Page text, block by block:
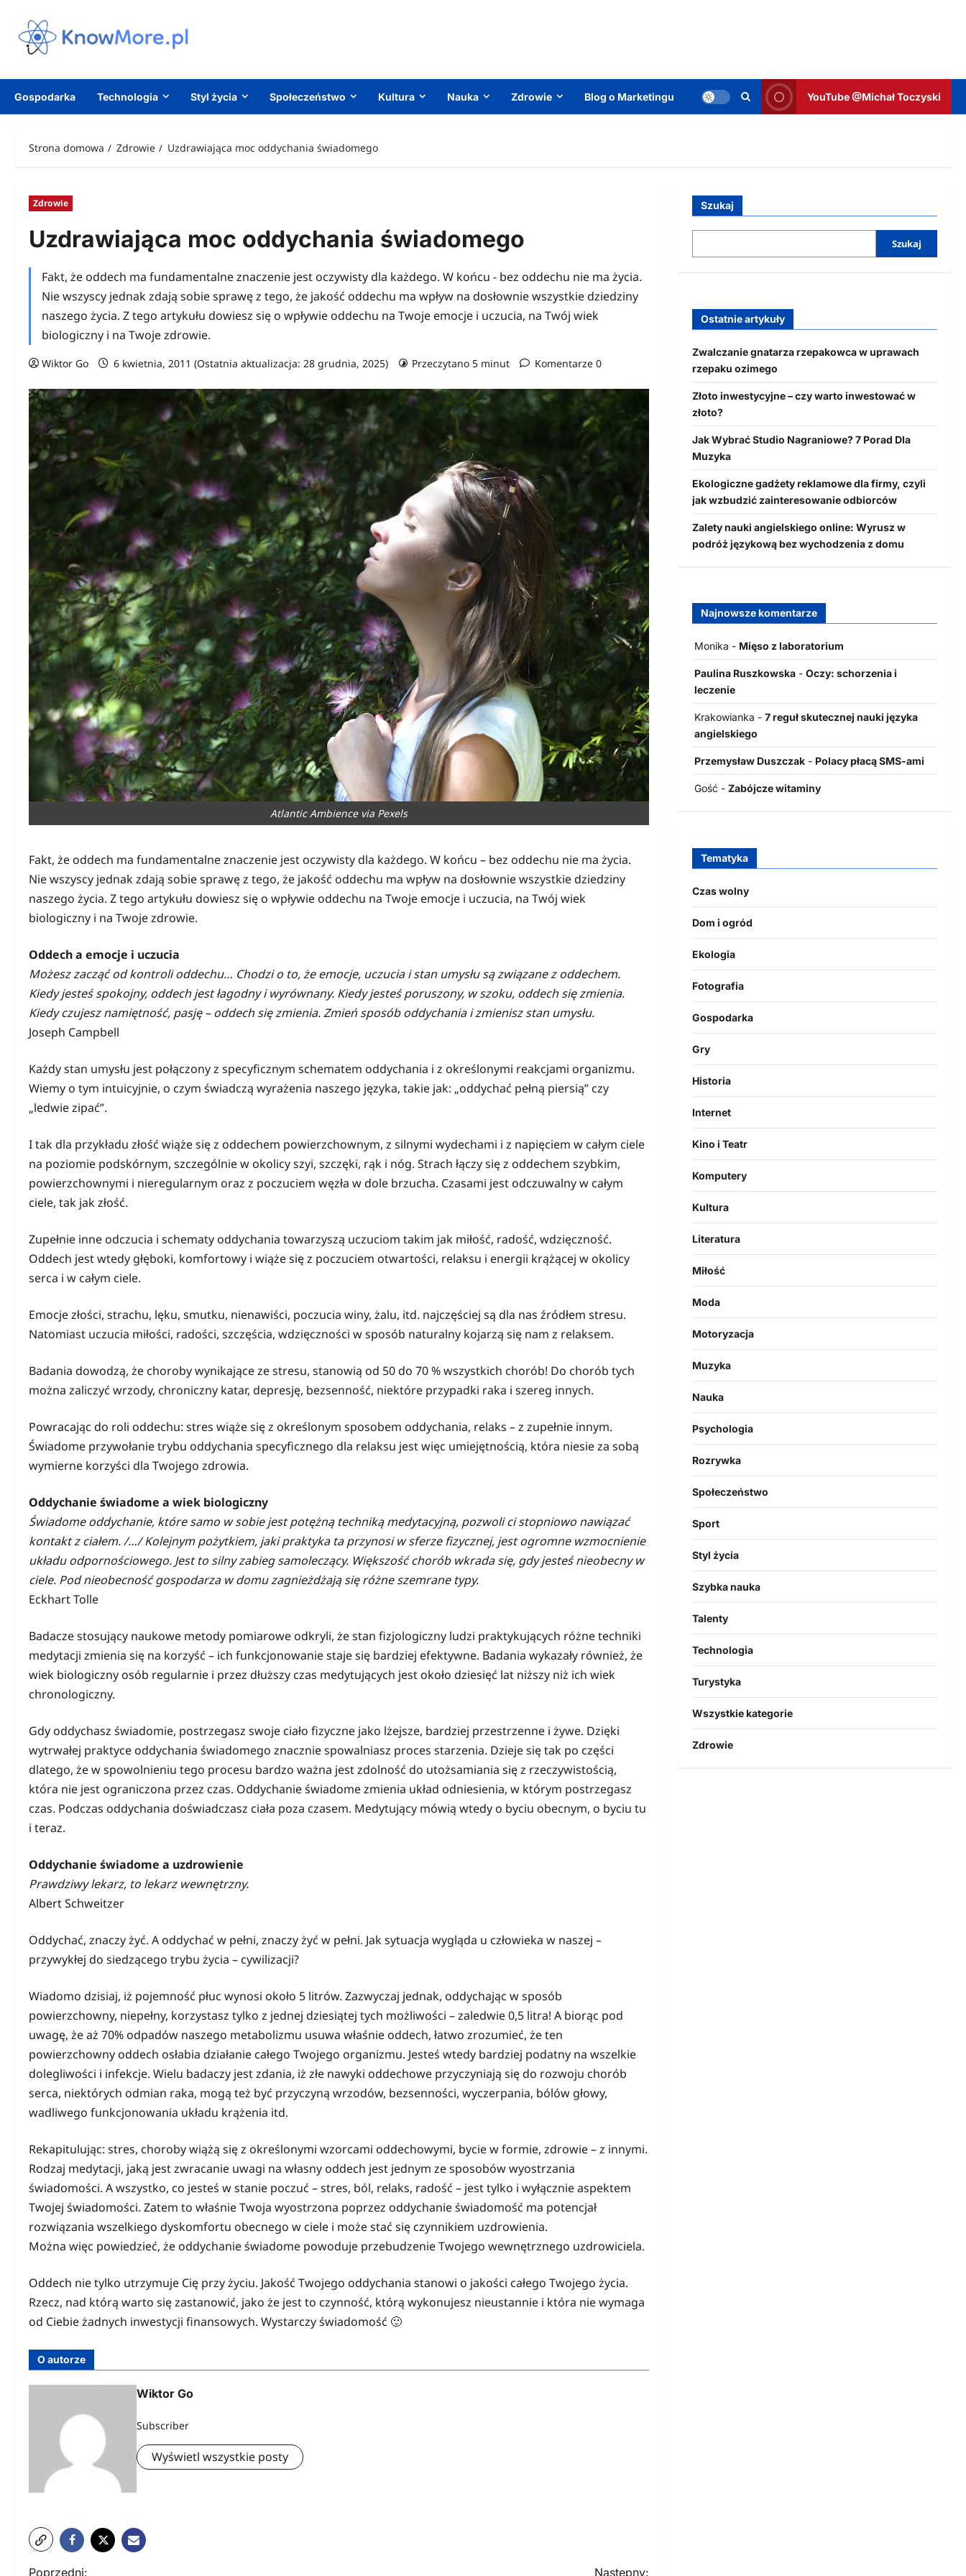
treści
Gospodarka Technologia Styl życia Społeczeństwo Kultura Nauka Zdrowie Blog o Marketingu YouTube @Michał Toczyski
Strona domowa Zdrowie Uzdrawiająca moc oddychania świadomego
Zdrowie
Uzdrawiająca moc oddychania świadomego
Fakt, że oddech ma fundamentalne znaczenie jest oczywisty dla każdego. W końcu - bez oddechu nie ma życia.
Nie wszyscy jednak zdają sobie sprawę z tego, że jakość oddechu ma wpływ na dosłownie wszystkie dziedziny
naszego życia. Z tego artykułu dowiesz się o wpływie oddechu na Twoje emocje i uczucia, na Twój wiek
biologiczny i na Twoje zdrowie.
Wiktor Go 6 kwietnia, 2011 (Ostatnia aktualizacja: 28 grudnia, 2025) Przeczytano 5 minut Komentarze 0
Atlantic Ambience via Pexels
Fakt, że oddech ma fundamentalne znaczenie jest oczywisty dla każdego. W końcu – bez oddechu nie ma życia.
Nie wszyscy jednak zdają sobie sprawę z tego, że jakość oddechu ma wpływ na dosłownie wszystkie dziedziny
naszego życia. Z tego artykułu dowiesz się o wpływie oddechu na Twoje emocje i uczucia, na Twój wiek
biologiczny i na Twoje zdrowie.
Oddech a emocje i uczucia
Możesz zacząć od kontroli oddechu… Chodzi o to, że emocje, uczucia i stan umysłu są związane z oddechem.
Kiedy jesteś spokojny, oddech jest łagodny i wyrównany. Kiedy jesteś poruszony, w szoku, oddech się zmienia.
Kiedy czujesz namiętność, pasję – oddech się zmienia. Zmień sposób oddychania i zmienisz stan umysłu.
Joseph Campbell
Każdy stan umysłu jest połączony z specyficznym schematem oddychania i z określonymi reakcjami organizmu.
Wiemy o tym intuicyjnie, o czym świadczą wyrażenia naszego języka, takie jak: „oddychać pełną piersią” czy
„ledwie zipać”.
I tak dla przykładu złość wiąże się z oddechem powierzchownym, z silnymi wydechami i z napięciem w całym ciele
na poziomie podskórnym, szczególnie w okolicy szyi, szczęki, rąk i nóg. Strach łączy się z oddechem szybkim,
powierzchownymi i nieregularnym oraz z poczuciem węzła w dole brzucha. Czasami jest odczuwalny w całym
ciele, tak jak złość.
Zupełnie inne odczucia i schematy oddychania towarzyszą uczuciom takim jak miłość, radość, wdzięczność.
Oddech jest wtedy głęboki, komfortowy i wiąże się z poczuciem otwartości, relaksu i energii krążącej w okolicy
serca i w całym ciele.
Emocje złości, strachu, lęku, smutku, nienawiści, poczucia winy, żalu, itd. najczęściej są dla nas źródłem stresu.
Natomiast uczucia miłości, radości, szczęścia, wdzięczności w sposób naturalny kojarzą się nam z relaksem.
Badania dowodzą, że choroby wynikające ze stresu, stanowią od 50 do 70 % wszystkich chorób! Do chorób tych
można zaliczyć wrzody, chroniczny katar, depresję, bezsenność, niektóre przypadki raka i szereg innych.
Powracając do roli oddechu: stres wiąże się z określonym sposobem oddychania, relaks – z zupełnie innym.
Świadome przywołanie trybu oddychania specyficznego dla relaksu jest więc umiejętnością, która niesie za sobą
wymierne korzyści dla Twojego zdrowia.
Oddychanie świadome a wiek biologiczny
Świadome oddychanie, które samo w sobie jest potężną techniką medytacyjną, pozwoli ci stopniowo nawiązać
kontakt z ciałem. /…/ Kolejnym pożytkiem, jaki praktyka ta przynosi w sferze fizycznej, jest ogromne wzmocnienie
układu odpornościowego. Jest to silny zabieg samoleczący. Większość chorób wkrada się, gdy jesteś nieobecny w
ciele. Pod nieobecność gospodarza w domu zagnieżdżają się różne szemrane typy.
Eckhart Tolle
Badacze stosujący naukowe metody pomiarowe odkryli, że stan fizjologiczny ludzi praktykujących różne techniki
medytacji zmienia się na korzyść – ich funkcjonowanie staje się bardziej efektywne. Badania wykazały również, że
wiek biologiczny osób regularnie i przez dłuższy czas medytujących jest około dziesięć lat niższy niż ich wiek
chronologiczny.
Gdy oddychasz świadomie, postrzegasz swoje ciało fizyczne jako lżejsze, bardziej przestrzenne i żywe. Dzięki
wytrwałej praktyce oddychania świadomego znacznie spowalniasz proces starzenia. Dzieje się tak po części
dlatego, że w spowolnieniu tego procesu bardzo ważna jest zdolność do utożsamiania się z rzeczywistością,
która nie jest ograniczona przez czas. Oddychanie świadome zmienia układ odniesienia, w którym postrzegasz
czas. Podczas oddychania doświadczasz ciała poza czasem. Medytujący mówią wtedy o byciu obecnym, o byciu tu
i teraz.
Oddychanie świadome a uzdrowienie
Prawdziwy lekarz, to lekarz wewnętrzny.
Albert Schweitzer
Oddychać, znaczy żyć. A oddychać w pełni, znaczy żyć w pełni. Jak sytuacja wygląda u człowieka w naszej –
przywykłej do siedzącego trybu życia – cywilizacji?
Wiadomo dzisiaj, iż pojemność płuc wynosi około 5 litrów. Zazwyczaj jednak, oddychając w sposób
powierzchowny, niepełny, korzystasz tylko z jednej dziesiątej tych możliwości – zaledwie 0,5 litra! A biorąc pod
uwagę, że aż 70% odpadów naszego metabolizmu usuwa właśnie oddech, łatwo zrozumieć, że ten
powierzchowny oddech osłabia działanie całego Twojego organizmu. Jesteś wtedy bardziej podatny na wszelkie
dolegliwości i infekcje. Wielu badaczy jest zdania, iż złe nawyki oddechowe przyczyniają się do rozwoju chorób
serca, niektórych odmian raka, mogą też być przyczyną wrzodów, bezsenności, wyczerpania, bólów głowy,
wadliwego funkcjonowania układu krążenia itd.
Rekapitulując: stres, choroby wiążą się z określonymi wzorcami oddechowymi, bycie w formie, zdrowie – z innymi.
Rodzaj medytacji, jaką jest zwracanie uwagi na własny oddech jest jednym ze sposobów wyostrzania
świadomości. A wszystko, co jesteś w stanie poczuć – stres, ból, relaks, radość – jest tylko i wyłącznie aspektem
Twojej świadomości. Zatem to właśnie Twoja wyostrzona poprzez oddychanie świadomość ma potencjał
rozwiązania wszelkiego dyskomfortu obecnego w ciele i może stać się czynnikiem uzdrowienia.
Można więc powiedzieć, że oddychanie świadome powoduje przebudzenie Twojego wewnętrznego uzdrowiciela.
Oddech nie tylko utrzymuje Cię przy życiu. Jakość Twojego oddychania stanowi o jakości całego Twojego życia.
Rzecz, nad którą warto się zastanowić, jako że jest to czynność, którą wykonujesz nieustannie i która nie wymaga
od Ciebie żadnych inwestycji finansowych. Wystarczy świadomość 🙂
O autorze
Wiktor Go
Subscriber
Wyświetl wszystkie posty
Poprzedni: Następny:
Szukaj
Szukaj
Ostatnie artykuły
Zwalczanie gnatarza rzepakowca w uprawach
rzepaku ozimego
Złoto inwestycyjne – czy warto inwestować w
złoto?
Jak Wybrać Studio Nagraniowe? 7 Porad Dla
Muzyka
Ekologiczne gadżety reklamowe dla firmy, czyli
jak wzbudzić zainteresowanie odbiorców
Zalety nauki angielskiego online: Wyrusz w
podróż językową bez wychodzenia z domu
Najnowsze komentarze
Monika - Mięso z laboratorium
Paulina Ruszkowska- Oczy: schorzenia i
leczenie
Krakowianka - 7 reguł skutecznej nauki języka
angielskiego
Przemysław Duszczak- Polacy płacą SMS-ami
Gość - Zabójcze witaminy
Tematyka
Czas wolny
Dom i ogród
Ekologia
Fotografia
Gospodarka
Gry
Historia
Internet
Kino i Teatr
Komputery
Kultura
Literatura
Miłość
Moda
Motoryzacja
Muzyka
Nauka
Psychologia
Rozrywka
Społeczeństwo
Sport
Styl życia
Szybka nauka
Talenty
Technologia
Turystyka
Wszystkie kategorie
Zdrowie